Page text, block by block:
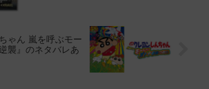
ゃん 嵐を呼ぶモー
襲』のネタバレあ